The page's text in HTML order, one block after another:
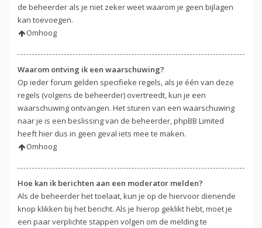
de beheerder als je niet zeker weet waarom je geen bijlagen
kan toevoegen.
Omhoog
Waarom ontving ik een waarschuwing?
Op ieder forum gelden specifieke regels, als je één van deze
regels (volgens de beheerder) overtreedt, kun je een
waarschuwing ontvangen. Het sturen van een waarschuwing
naar je is een beslissing van de beheerder, phpBB Limited
heeft hier dus in geen geval iets mee te maken.
Omhoog
Hoe kan ik berichten aan een moderator melden?
Als de beheerder het toelaat, kun je op de hiervoor dienende
knop klikken bij het bericht. Als je hierop geklikt hebt, moet je
een paar verplichte stappen volgen om de melding te